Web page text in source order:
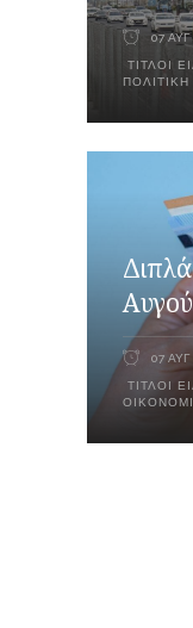
07 ΑΥΓ
ΤΊΤΛΟΙ
ΠΟΛΙΤΙΚΉ
07 ΑΥΓ
ΤΊΤΛΟΙ